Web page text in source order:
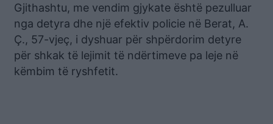
Gjithashtu, me vendim gjykate është pezulluar
nga detyra dhe një efektiv policie në Berat, A.
Ç., 57-vjeç, i dyshuar për shpërdorim detyre
për shkak të lejimit të ndërtimeve pa leje në
këmbim të ryshfetit.